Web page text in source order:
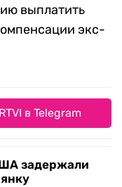
выплатить
экс-
в Telegram
задержали